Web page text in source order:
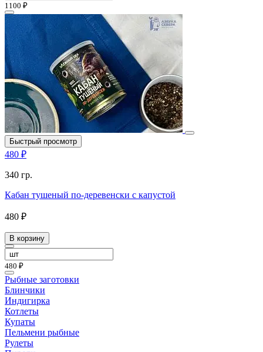
1100 ₽
Быстрый просмотр
480 ₽
340 гр.
Кабан тушеный по-деревенски с капустой
480 ₽
В корзину
480 ₽
Рыбные заготовки
Блинчики
Индигирка
Котлеты
Купаты
Пельмени рыбные
Рулеты